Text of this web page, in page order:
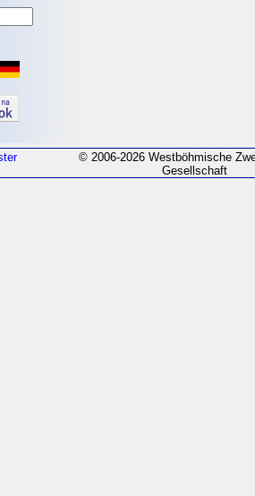
© 2006-2026 Westböhmische
Gesellschaft